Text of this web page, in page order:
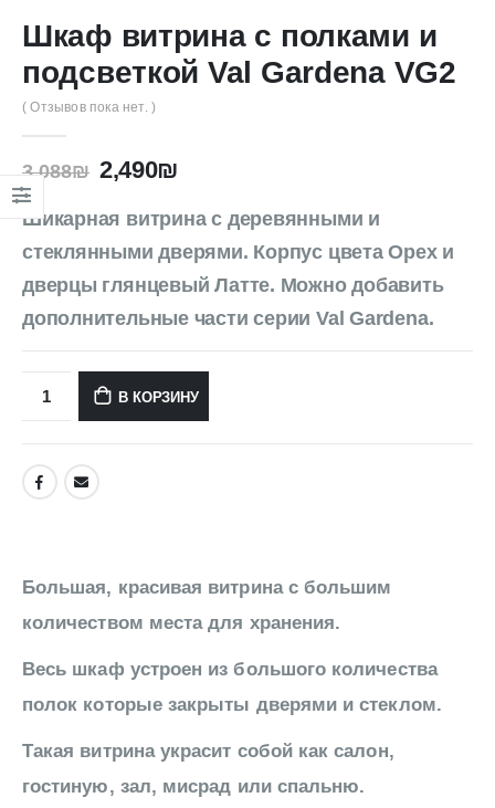
Шкаф витрина с полками и
подсветкой Val Gardena VG2
( Отзывов пока нет. )
3,088₪ 2,490₪
Шикарная витрина с деревянными и
стеклянными дверями. Корпус цвета Орех и
дверцы глянцевый Латте. Можно добавить
дополнительные части серии Val Gardena.
В КОРЗИНУ
Большая, красивая витрина с большим
количеством места для хранения.
Весь шкаф устроен из большого количества
полок которые закрыты дверями и стеклом.
Такая витрина украсит собой как салон,
гостиную, зал, мисрад или спальню.